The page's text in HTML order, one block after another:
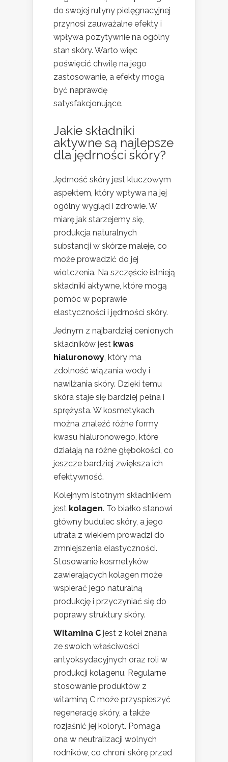
do swojej rutyny pielęgnacyjnej
przynosi zauważalne efekty i
wpływa pozytywnie na ogólny
stan skóry. Warto więc
poświęcić chwilę na jego
zastosowanie, a efekty mogą
być naprawdę
satysfakcjonujące.
Jakie składniki
aktywne są najlepsze
dla jędrności skóry?
Jędrność skóry jest kluczowym
aspektem, który wpływa na jej
ogólny wygląd i zdrowie. W
miarę jak starzejemy się,
produkcja naturalnych
substancji w skórze maleje, co
może prowadzić do jej
wiotczenia. Na szczęście istnieją
składniki aktywne, które mogą
pomóc w poprawie
elastyczności i jędrności skóry.
Jednym z najbardziej cenionych
składników jest kwas
hialuronowy, który ma
zdolność wiązania wody i
nawilżania skóry. Dzięki temu
skóra staje się bardziej pełna i
sprężysta. W kosmetykach
można znaleźć różne formy
kwasu hialuronowego, które
działają na różne głębokości, co
jeszcze bardziej zwiększa ich
efektywność.
Kolejnym istotnym składnikiem
jest kolagen. To białko stanowi
główny budulec skóry, a jego
utrata z wiekiem prowadzi do
zmniejszenia elastyczności.
Stosowanie kosmetyków
zawierających kolagen może
wspierać jego naturalną
produkcję i przyczyniać się do
poprawy struktury skóry.
Witamina C jest z kolei znana
ze swoich właściwości
antyoksydacyjnych oraz roli w
produkcji kolagenu. Regularne
stosowanie produktów z
witaminą C może przyspieszyć
regenerację skóry, a także
rozjaśnić jej koloryt. Pomaga
ona w neutralizacji wolnych
rodników, co chroni skórę przed